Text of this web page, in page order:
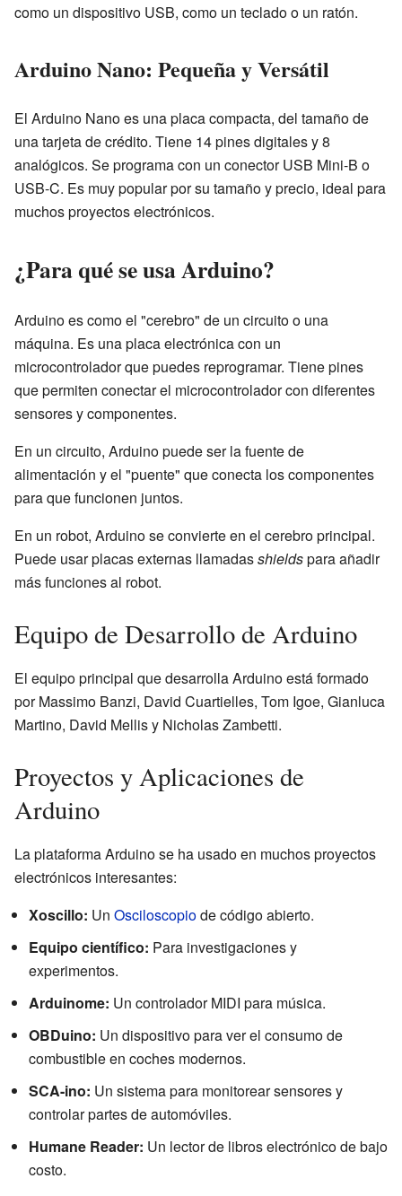
como un dispositivo USB, como un teclado o un ratón.
Arduino Nano: Pequeña y Versátil
El Arduino Nano es una placa compacta, del tamaño de
una tarjeta de crédito. Tiene 14 pines digitales y 8
analógicos. Se programa con un conector USB Mini-B o
USB-C. Es muy popular por su tamaño y precio, ideal para
muchos proyectos electrónicos.
¿Para qué se usa Arduino?
Arduino es como el "cerebro" de un circuito o una
máquina. Es una placa electrónica con un
microcontrolador que puedes reprogramar. Tiene pines
que permiten conectar el microcontrolador con diferentes
sensores y componentes.
En un circuito, Arduino puede ser la fuente de
alimentación y el "puente" que conecta los componentes
para que funcionen juntos.
En un robot, Arduino se convierte en el cerebro principal.
Puede usar placas externas llamadasshieldspara añadir
más funciones al robot.
Equipo de Desarrollo de Arduino
El equipo principal que desarrolla Arduino está formado
por Massimo Banzi, David Cuartielles, Tom Igoe, Gianluca
Martino, David Mellis y Nicholas Zambetti.
Proyectos y Aplicaciones de
Arduino
La plataforma Arduino se ha usado en muchos proyectos
electrónicos interesantes:
Xoscillo: Un Osciloscopiode código abierto.
Equipo científico: Para investigaciones y
experimentos.
Arduinome: Un controlador MIDI para música.
OBDuino: Un dispositivo para ver el consumo de
combustible en coches modernos.
SCA-ino: Un sistema para monitorear sensores y
controlar partes de automóviles.
Humane Reader: Un lector de libros electrónico de bajo
costo.